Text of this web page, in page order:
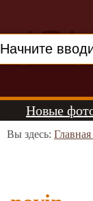
Новые
Вы здесь: